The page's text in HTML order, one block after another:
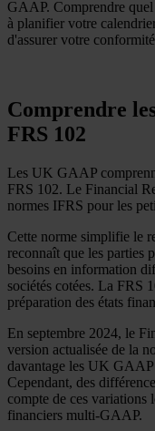
GAAP. Comprendre quel
à planifier votre
d'assurer votre
Comprendre
FRS 102
Les UK GAAP
FRS 102. Le Financial
normes IFRS pour les
Cette norme simplifie le
reconnaît que les parties
besoins en information
sociétés cotées. La FRS
préparation des états
En septembre 2024, le
version actualisée de la
davantage les UK GAAP
Cependant, des
compte de ces variations
financiers multi-GAAP.